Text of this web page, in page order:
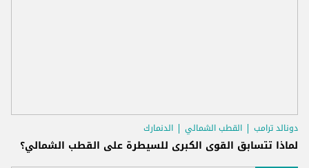
دونالد ترامب القطب الشمالي الدنمارك
لماذا تتسابق القوى الكبرى للسيطرة على القطب الشمالي؟